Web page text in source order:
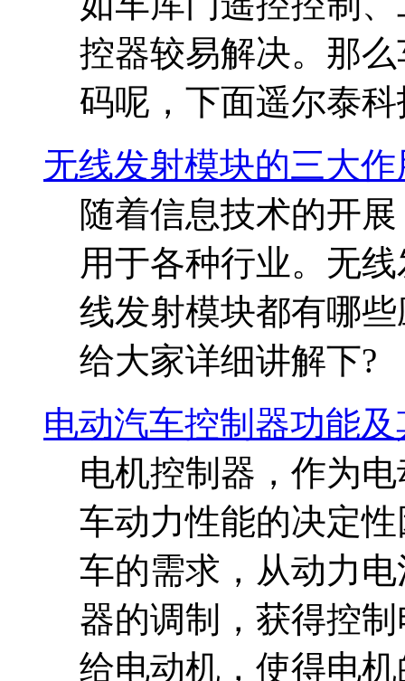
控器较易解决。那
码呢，下面遥尔泰
无线发射模块的三大
随着信息技术的开
用于各种行业。无
线发射模块都有哪
给大家详细讲解下?
电动汽车控制器功能
电机控制器，作为
车动力性能的决定
车的需求，从动力
器的调制，获得控
给电动机，使得电